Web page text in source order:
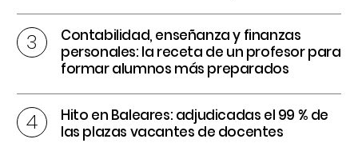
Contabilidad, enseñanza y finanzas
personales: la receta de un profesor para
formar alumnos más preparados
Hito en Baleares: adjudicadas el 99 % de
las plazas vacantes de docentes